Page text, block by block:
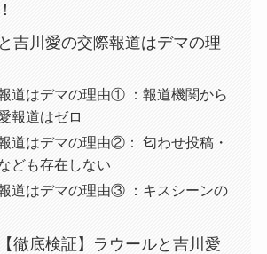
吉川愛の交際報道はデマの理
道はデマの理由① ：報道機関から
報道はゼロ
道はデマの理由②： 匂わせ投稿・
ども存在しない
道はデマの理由③ ：キスシーンの
徹底検証】ラウールと吉川愛